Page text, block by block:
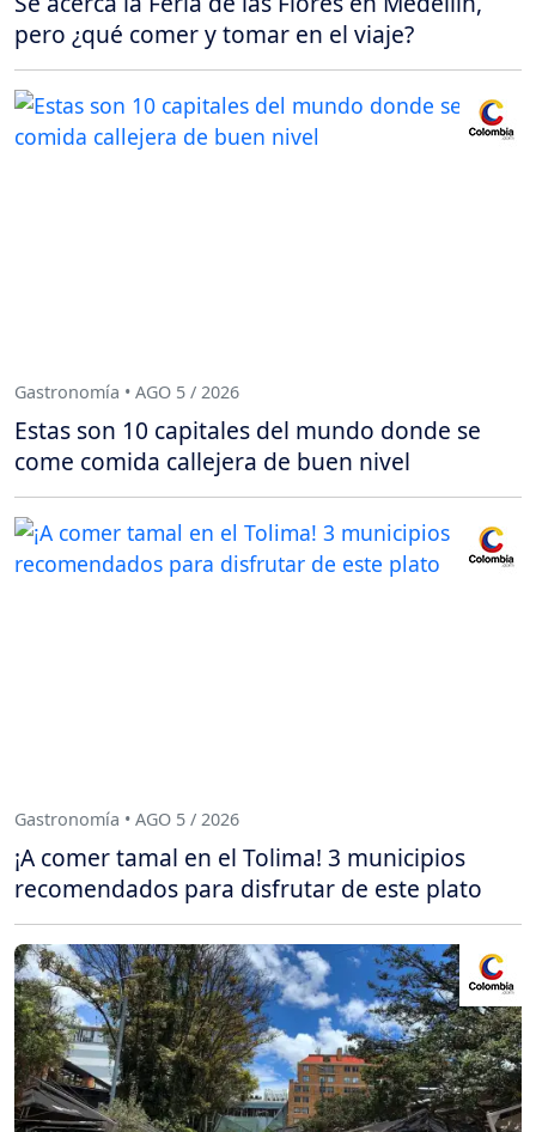
pero ¿qué comer y tomar en el viaje?
Gastronomía • AGO 5 / 2026
Estas son 10 capitales del mundo donde se
come comida callejera de buen nivel
Gastronomía • AGO 5 / 2026
¡A comer tamal en el Tolima! 3 municipios
recomendados para disfrutar de este plato